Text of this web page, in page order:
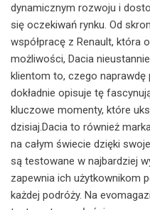
dynamicznym rozwoju i
się oczekiwań rynku. Od
współpracę z Renault, która
możliwości, Dacia
klientom to, czego naprawdę
dokładnie opisuje tę
kluczowe momenty, które
dzisiaj.Dacia to również
na całym świecie dzięki
są testowane w najbardziej
zapewnia ich użytkownikom
każdej podróży. Na